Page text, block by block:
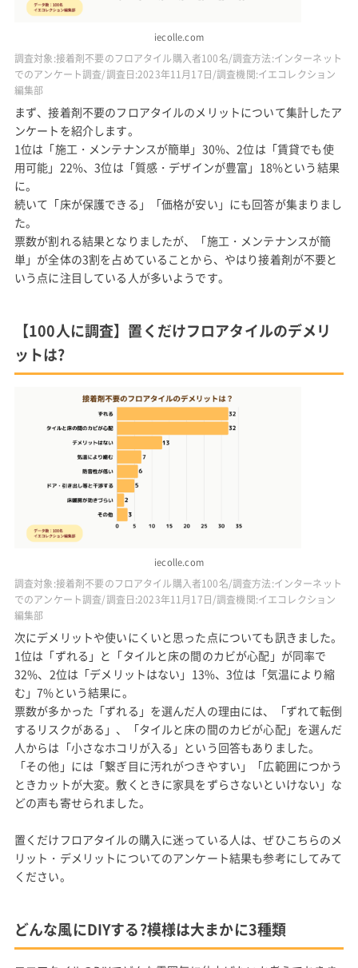
iecolle.com
調査対象:接着剤不要のフロアタイル購入者100名/調査方法:インターネット
でのアンケート調査/調査日:2023年11月17日/調査機関:イエコレクション
編集部
まず、接着剤不要のフロアタイルのメリットについて集計したア
ンケートを紹介します。
1位は「施工・メンテナンスが簡単」30%、2位は「賃貸でも使
用可能」22%、3位は「質感・デザインが豊富」18%という結果
に。
続いて「床が保護できる」「価格が安い」にも回答が集まりまし
た。
票数が割れる結果となりましたが、「施工・メンテナンスが簡
単」が全体の3割を占めていることから、やはり接着剤が不要と
いう点に注目している人が多いようです。
【100人に調査】置くだけフロアタイルのデメリ
ットは?
iecolle.com
調査対象:接着剤不要のフロアタイル購入者100名/調査方法:インターネット
でのアンケート調査/調査日:2023年11月17日/調査機関:イエコレクション
編集部
次にデメリットや使いにくいと思った点についても訊きました。
1位は「ずれる」と「タイルと床の間のカビが心配」が同率で
32%、2位は「デメリットはない」13%、3位は「気温により縮
む」7%という結果に。
票数が多かった「ずれる」を選んだ人の理由には、「ずれて転倒
するリスクがある」、「タイルと床の間のカビが心配」を選んだ
人からは「小さなホコリが入る」という回答もありました。
「その他」には「繋ぎ目に汚れがつきやすい」「広範囲につかう
ときカットが大変。敷くときに家具をずらさないといけない」な
どの声も寄せられました。
置くだけフロアタイルの購入に迷っている人は、ぜひこちらのメ
リット・デメリットについてのアンケート結果も参考にしてみて
ください。
どんな風にDIYする?模様は大まかに3種類